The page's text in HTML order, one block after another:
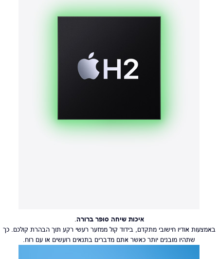
איכות שיחה סופר ברורה
באמצעות אודיו חישובי מתקדם, בידוד קול ממזער רעשי רקע תוך הבהרת קולכם. כך
שתהיו מובנים יותר כאשר אתם מדברים בתנאים רועשים או עם רוח.